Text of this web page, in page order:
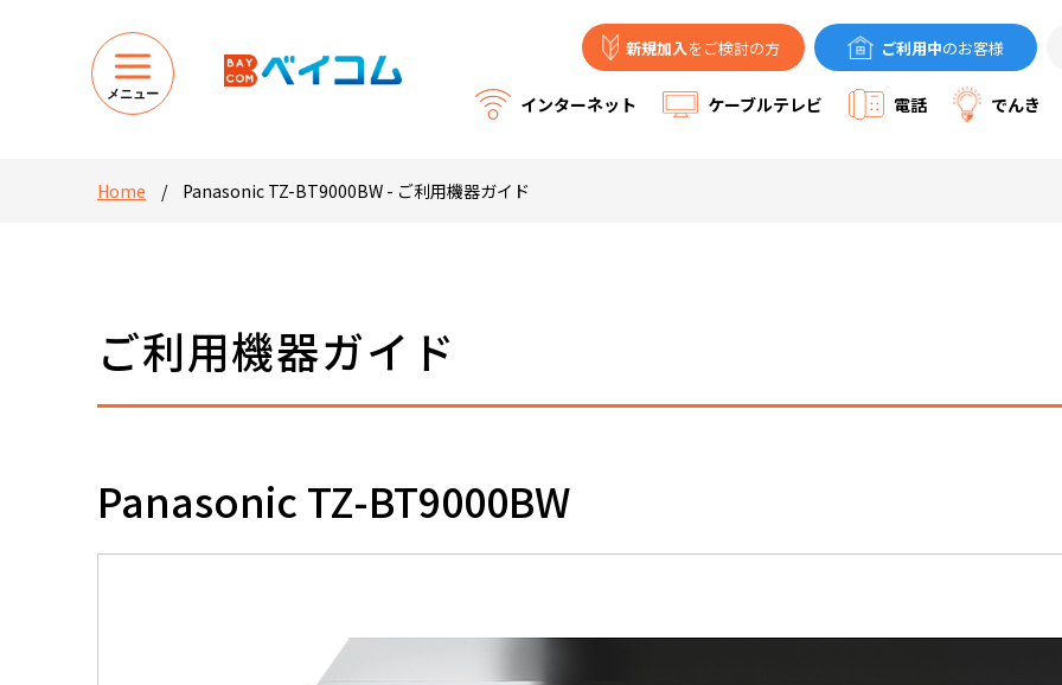
メニュー
新規加入をご検討の方 ご利用中のお客様
インターネット ケーブルテレビ 電話 でんき
Home / Panasonic TZ-BT9000BW - ご利用機器ガイド
ご利用機器ガイド
Panasonic TZ-BT9000BW